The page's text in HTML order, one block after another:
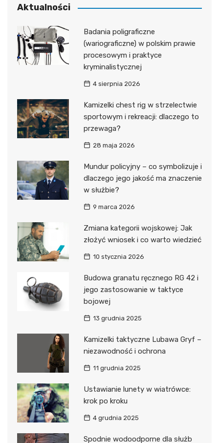
Aktualności
Badania poligraficzne
(wariograficzne) w polskim prawie
procesowym i praktyce
kryminalistycznej
4 sierpnia 2026
Kamizelki chest rig w strzelectwie
sportowym i rekreacji: dlaczego to
przewaga?
28 maja 2026
Mundur policyjny – co symbolizuje i
dlaczego jego jakość ma znaczenie
w służbie?
9 marca 2026
Zmiana kategorii wojskowej: Jak
złożyć wniosek i co warto wiedzieć
10 stycznia 2026
Budowa granatu ręcznego RG 42 i
jego zastosowanie w taktyce
bojowej
13 grudnia 2025
Kamizelki taktyczne Lubawa Gryf –
niezawodność i ochrona
11 grudnia 2025
Ustawianie lunety w wiatrówce:
krok po kroku
4 grudnia 2025
Spodnie wodoodporne dla służb